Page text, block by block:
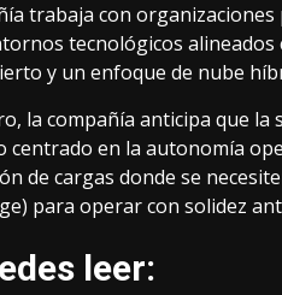
trabaja con
tecnológicos
y un enfoque de nube
la compañía anticipa que
centrado en la autonomía
de cargas donde se
para operar con solidez
leer: